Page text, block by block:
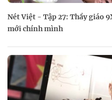
Nét Việt - Tập 27: Thầy giáo
mới chính mình